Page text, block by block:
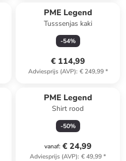
PME Legend
Tusssenjas kaki
-54%
€ 114,99
Adviesprijs (AVP): € 249,99*
PME Legend
Shirt rood
-50%
vanaf: € 24,99
Adviesprijs (AVP): € 49,99*